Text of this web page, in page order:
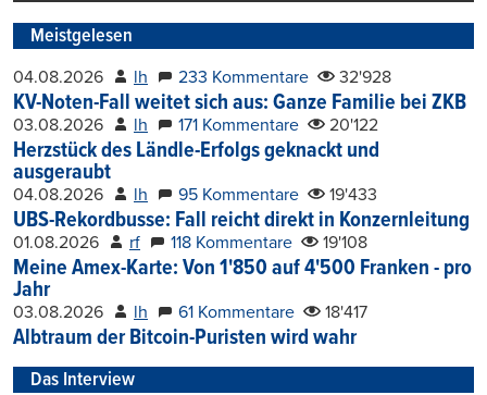
Meistgelesen
04.08.2026 lh 233 Kommentare 32'928
KV-Noten-Fall weitet sich aus: Ganze Familie bei ZKB
03.08.2026 lh 171 Kommentare 20'122
Herzstück des Ländle-Erfolgs geknackt und
ausgeraubt
04.08.2026 lh 95 Kommentare 19'433
UBS-Rekordbusse: Fall reicht direkt in Konzernleitung
01.08.2026 rf 118 Kommentare 19'108
Meine Amex-Karte: Von 1'850 auf 4'500 Franken - pro
Jahr
03.08.2026 lh 61 Kommentare 18'417
Albtraum der Bitcoin-Puristen wird wahr
Das Interview